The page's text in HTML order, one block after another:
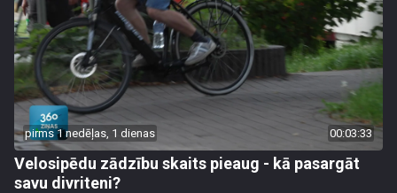
pirms 1 nedēļas, 1 dienas 00:03:33
Velosipēdu zādzību skaits pieaug - kā pasargāt
savu divriteni?